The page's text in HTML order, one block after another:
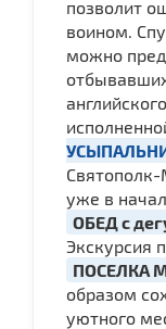
позволит
воином.
можно
Святополк-
уже в
ОБЕД с
Экскурсия
ПОСЕЛКА
образом
уютного